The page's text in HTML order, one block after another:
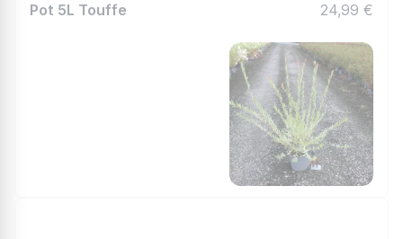
Pot 5L Touffe 24,99 €